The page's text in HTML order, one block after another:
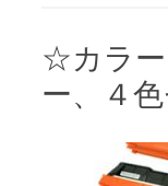
☆カラー
ー、４